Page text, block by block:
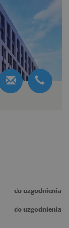
do uzgodnienia
do uzgodnienia